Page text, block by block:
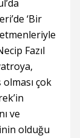
‘Bir
Fazıl
çok
ve
olduğu